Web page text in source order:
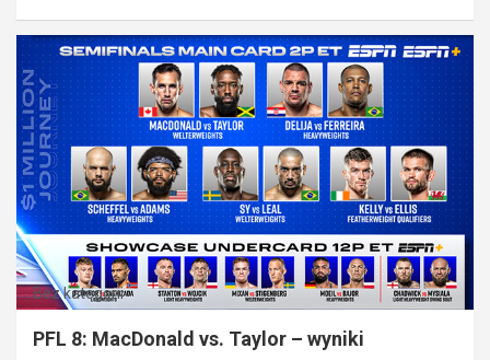
Bez kategorii
PFL 8: MacDonald vs. Taylor – wyniki